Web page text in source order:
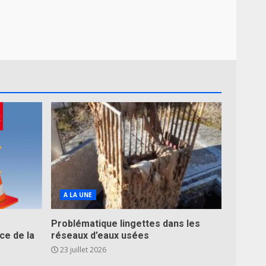
de la
A LA UNE
Problématique lingettes dans les
réseaux d’eaux usées
23 juillet 2026